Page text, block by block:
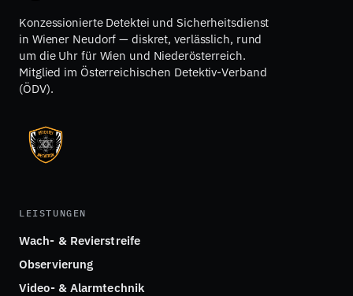
Konzessionierte Detektei und Sicherheitsdienst
in Wiener Neudorf — diskret, verlässlich, rund
um die Uhr für Wien und Niederösterreich.
Mitglied im Österreichischen Detektiv-Verband
(ÖDV).
LEISTUNGEN
Wach- & Revierstreife
Observierung
Video- & Alarmtechnik